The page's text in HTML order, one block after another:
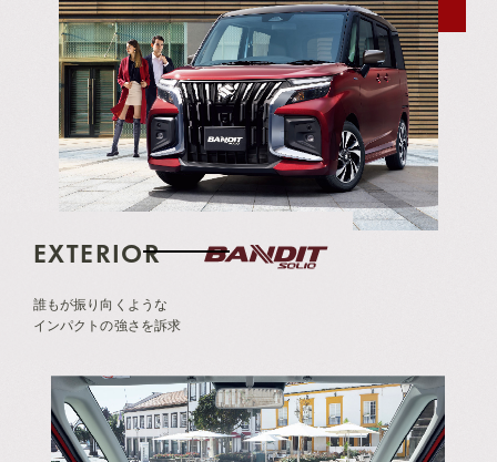
EXTERIOR
誰もが振り向くような
インパクトの強さを訴求